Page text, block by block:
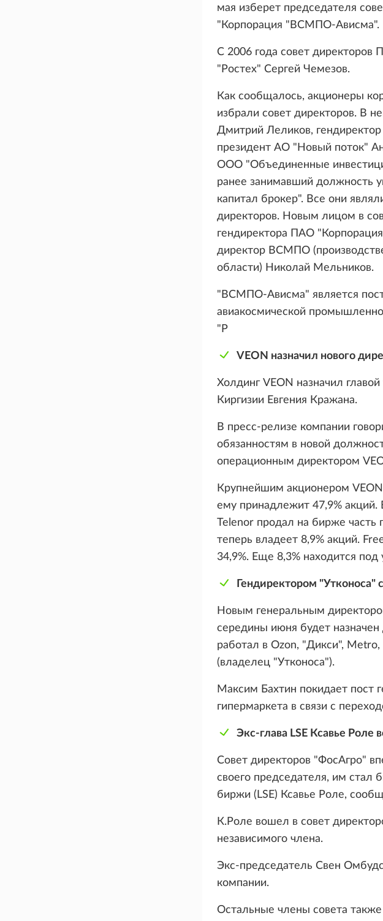
мая изберет председателя
"Корпорация "ВСМПО-Ависма".
С 2006 года совет директоров
"Ростех" Сергей Чемезов.
Как сообщалось, акционеры
избрали совет директоров. В
Дмитрий Леликов,
президент АО "Новый поток"
ООО "Объединенные
ранее занимавший должность
капитал брокер". Все они
директоров. Новым лицом в
гендиректора ПАО
директор ВСМПО
области) Николай Мельников.
"ВСМПО-Ависма" является
авиакосмической
"Р
VEON назначил нового
Холдинг VEON назначил
Киргизии Евгения Кражана.
В пресс-релизе компании
обязанностям в новой
операционным директором
Крупнейшим акционером
ему принадлежит 47,9% акций.
Telenor продал на бирже часть
теперь владеет 8,9% акций.
34,9%. Еще 8,3% находится под
Гендиректором "Утконоса"
Новым генеральным
середины июня будет
работал в Ozon, "Дикси",
(владелец "Утконоса").
Максим Бахтин покидает пост
гипермаркета в связи с
Экс-глава LSE Ксавье Роле
Совет директоров "ФосАгро"
своего председателя, им стал
биржи (LSE) Ксавье Роле,
К.Роле вошел в совет
независимого члена.
Экс-председатель Свен
компании.
Остальные члены совета